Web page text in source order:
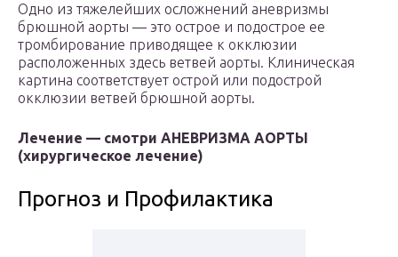
Одно из тяжелейших осложнений аневризмы
брюшной аорты — это острое и подострое ее
тромбирование приводящее к окклюзии
расположенных здесь ветвей аорты. Клиническая
картина соответствует острой или подострой
окклюзии ветвей брюшной аорты.
Лечение — смотри АНЕВРИЗМА АОРТЫ
(хирургическое лечение)
Прогноз и Профилактика